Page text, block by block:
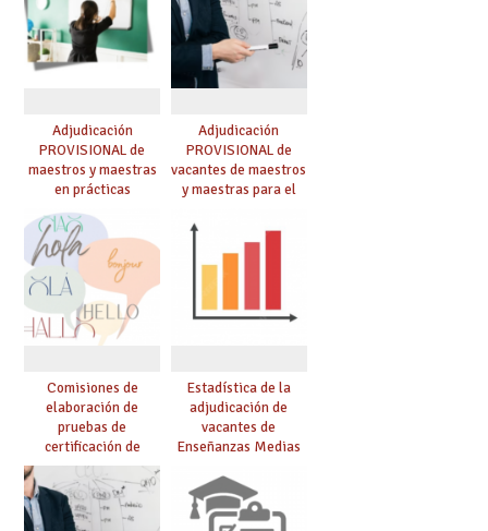
Adjudicación
PROVISIONAL de
maestros y maestras
en prácticas
Adjudicación
PROVISIONAL de
vacantes de maestros
y maestras para el
Comisiones de
elaboración de
pruebas de
certificación de
competencia
lingüística: publicada
resolución definitiva
Estadística de la
adjudicación de
vacantes de
Enseñanzas Medias